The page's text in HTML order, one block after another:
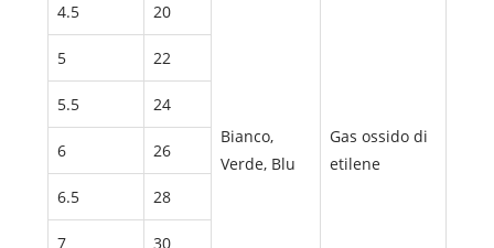
Bianco,
Verde, Blu
Gas ossido di
etilene
4.5 20
5 22
5.5 24
6 26
6.5 28
7 30